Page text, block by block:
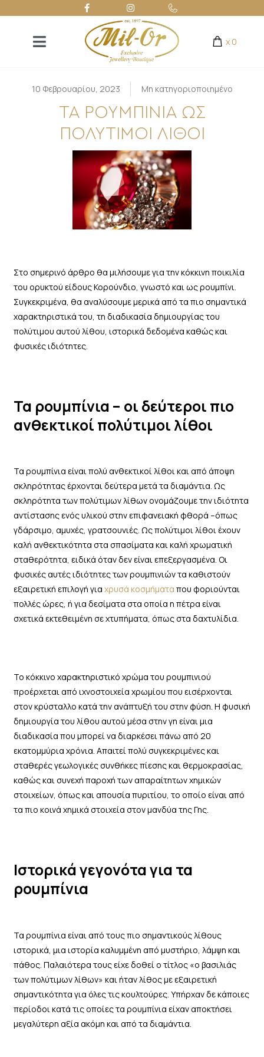
x 0
10 Φεβρουαρίου, 2023 Μη κατηγοριοποιημένο
ΤΑ ΡΟΥΜΠΙΝΙΑ ΩΣ
ΠΟΛΥΤΙΜΟΙ ΛΙΘΟΙ
Στο σημερινό άρθρο θα μιλήσουμε για την κόκκινη ποικιλία
του ορυκτού είδους Κορούνδιο, γνωστό και ως ρουμπίνι.
Συγκεκριμένα, θα αναλύσουμε μερικά από τα πιο σημαντικά
χαρακτηριστικά του, τη διαδικασία δημιουργίας του
πολύτιμου αυτού λίθου, ιστορικά δεδομένα καθώς και
φυσικές ιδιότητες.
Τα ρουμπίνια – οι δεύτεροι πιο
ανθεκτικοί πολύτιμοι λίθοι
Τα ρουμπίνια είναι πολύ ανθεκτικοί λίθοι και από άποψη
σκληρότητας έρχονται δεύτερα μετά τα διαμάντια. Ως
σκληρότητα των πολύτιμων λίθων ονομάζουμε την ιδιότητα
αντίστασης ενός υλικού στην επιφανειακή φθορά –όπως
γδάρσιμο, αμυχές, γρατσουνιές. Ως πολύτιμοι λίθοι έχουν
καλή ανθεκτικότητα στα σπασίματα και καλή χρωματική
σταθερότητα, ειδικά όταν δεν είναι επεξεργασμένα. Οι
φυσικές αυτές ιδιότητες των ρουμπινιών τα καθιστούν
εξαιρετική επιλογή για χρυσά κοσμήματα που φοριούνται
πολλές ώρες, ή για δεσίματα στα οποία η πέτρα είναι
σχετικά εκτεθειμένη σε χτυπήματα, όπως στα δαχτυλίδια.
Το κόκκινο χαρακτηριστικό χρώμα του ρουμπινιού
προέρχεται από ιχνοστοιχεία χρωμίου που εισέρχονται
στον κρύσταλλο κατά την ανάπτυξή του στην φύση. Η φυσική
δημιουργία του λίθου αυτού μέσα στην γη είναι μια
διαδικασία που μπορεί να διαρκέσει πάνω από 20
εκατομμύρια χρόνια. Απαιτεί πολύ συγκεκριμένες και
σταθερές γεωλογικές συνθήκες πίεσης και θερμοκρασίας,
καθώς και συνεχή παροχή των απαραίτητων χημικών
στοιχείων, όπως και απουσία πυριτίου, το οποίο είναι από
τα πιο κοινά χημικά στοιχεία στον μανδύα της Γης.
Ιστορικά γεγονότα για τα
ρουμπίνια
Τα ρουμπίνια είναι από τους πιο σημαντικούς λίθους
ιστορικά, μια ιστορία καλυμμένη από μυστήριο, λάμψη και
πάθος. Παλαιότερα τους είχε δοθεί ο τίτλος «ο βασιλιάς
των πολύτιμων λίθων» και ήταν λίθος με εξαιρετική
σημαντικότητα για όλες τις κουλτούρες. Υπήρχαν δε κάποιες
περίοδοι κατά τις οποίες τα ρουμπίνια είχαν αποκτήσει
μεγαλύτερη αξία ακόμη και από τα διαμάντια.